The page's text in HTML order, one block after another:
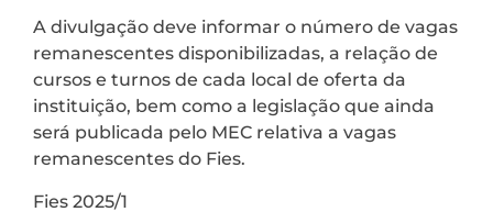
A divulgação deve informar o número de vagas
remanescentes disponibilizadas, a relação de
cursos e turnos de cada local de oferta da
instituição, bem como a legislação que ainda
será publicada pelo MEC relativa a vagas
remanescentes do Fies.
Fies 2025/1